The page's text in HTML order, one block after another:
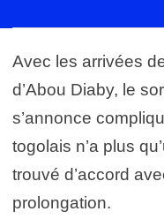
Avec les arrivées
d’Abou Diaby, le
s’annonce
togolais n’a plus
trouvé d’accord
prolongation.